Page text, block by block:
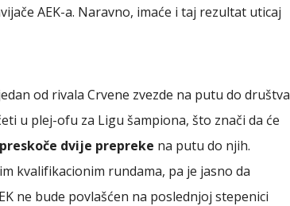
AEK-a. Naravno, imaće i taj rezultat uticaj
od rivala Crvene zvezde na putu do društva
u plej-ofu za Ligu šampiona, što znači da će
dvije prepreke na putu do njih.
kvalifikacionim rundama, pa je jasno da
ne bude povlašćen na poslednjoj stepenici